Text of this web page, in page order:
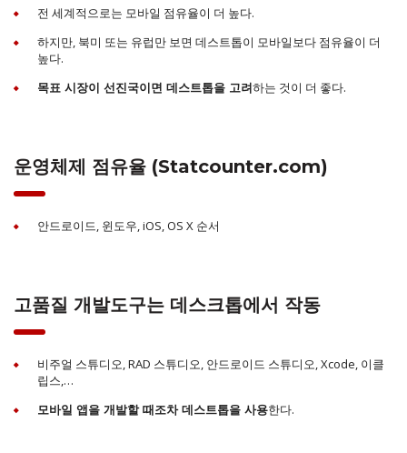
전 세계적으로는 모바일 점유율이 더 높다.
하지만, 북미 또는 유럽만 보면 데스트톱이 모바일보다 점유율이 더
높다.
목표 시장이 선진국이면 데스트톱을 고려하는 것이 더 좋다.
운영체제 점유율 (Statcounter.com)
안드로이드, 윈도우, iOS, OS X 순서
고품질 개발도구는 데스크톱에서 작동
비주얼 스튜디오, RAD 스튜디오, 안드로이드 스튜디오, Xcode, 이클
립스,…
모바일 앱을 개발할 때조차 데스트톱을 사용한다.